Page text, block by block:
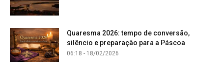
Quaresma 2026: tempo de conversão,
silêncio e preparação para a Páscoa
06:18 - 18/02/2026